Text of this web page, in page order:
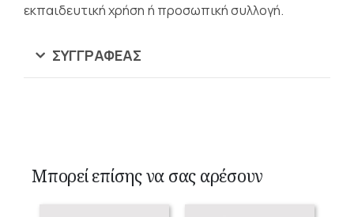
εκπαιδευτική χρήση ή προσωπική συλλογή.
ΣΥΓΓΡΑΦΈΑΣ
Μπορεί επίσης να σας αρέσουν